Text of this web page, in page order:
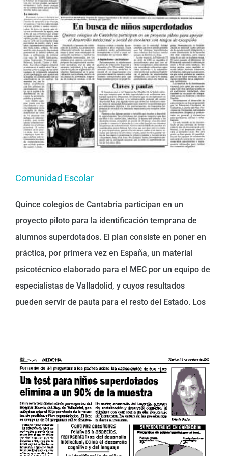
Comunidad Escolar
Quince colegios de Cantabria participan en un
proyecto piloto para la identificación temprana de
alumnos superdotados. El plan consiste en poner en
práctica, por primera vez en España, un material
psicotécnico elaborado para el MEC por un equipo de
especialistas de Valladolid, y cuyos resultados
pueden servir de pauta para el resto del Estado. Los